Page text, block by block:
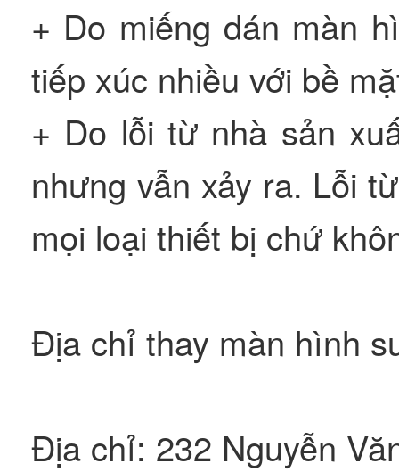
+ Do miếng dán màn
tiếp xúc nhiều với bề
+ Do lỗi từ nhà sản
nhưng vẫn xảy ra. Lỗi
mọi loại thiết bị chứ
Địa chỉ thay màn hình
Địa chỉ: 232 Nguyễn